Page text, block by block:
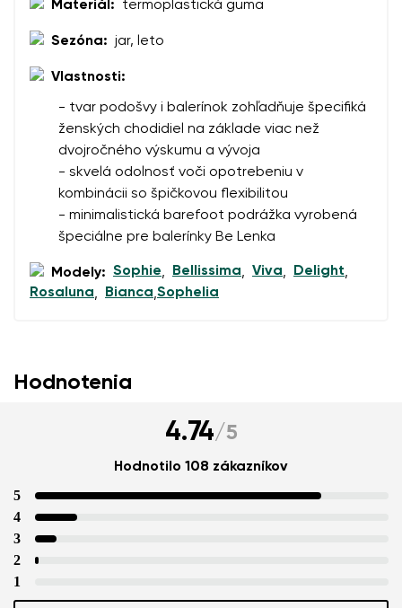
Materiál: termoplastická guma
Sezóna: jar, leto
Vlastnosti:
- tvar podošvy i balerínok zohľadňuje špecifiká
ženských chodidiel na základe viac než
dvojročného výskumu a vývoja
- skvelá odolnosť voči opotrebeniu v
kombinácii so špičkovou flexibilitou
- minimalistická barefoot podrážka vyrobená
špeciálne pre balerínky Be Lenka
Modely: Sophie, Bellissima, Viva, Delight,
Rosaluna, Bianca,Sophelia
Hodnotenia
4.74/5
Hodnotilo 108 zákazníkov
5
4
3
2
1